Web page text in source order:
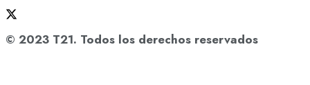
© 2023 T21. Todos los derechos reservados